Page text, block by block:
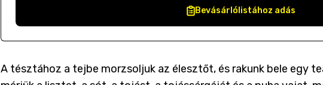
Bevásárlólistához adás
A tésztához a tejbe morzsoljuk az élesztőt, és rakunk bele egy